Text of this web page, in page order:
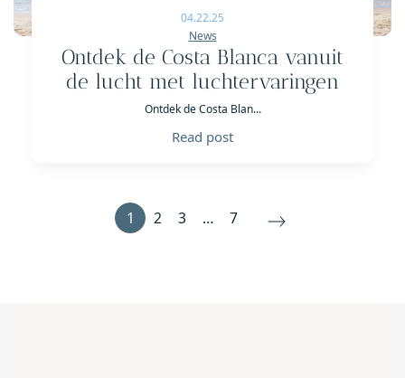
04.22.25
News
Ontdek de Costa Blanca vanuit
de lucht met luchtervaringen
Ontdek de Costa Blan...
Read post
1 2 3 … 7